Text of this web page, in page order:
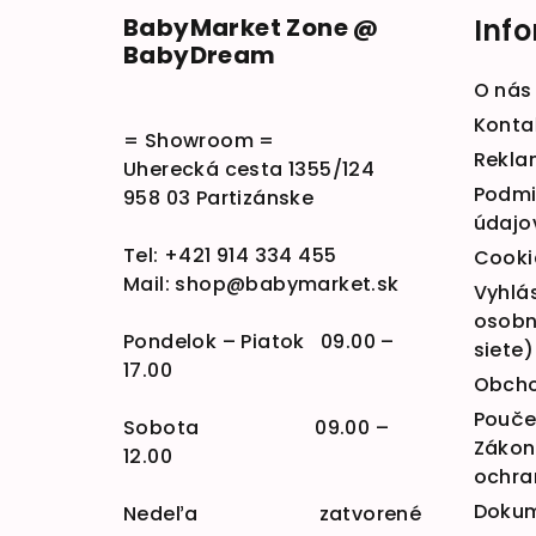
BabyMarket Zone @
BabyDream
= Showroom =
Uherecká cesta 1355/124
958 03 Partizánske
Tel: +421 914 334 455
Mail: shop@babymarket.sk
Pondelok – Piatok 09.00 –
17.00
Sobota 09.00 –
12.00
Nedeľa zatvorené
O nás
siete)